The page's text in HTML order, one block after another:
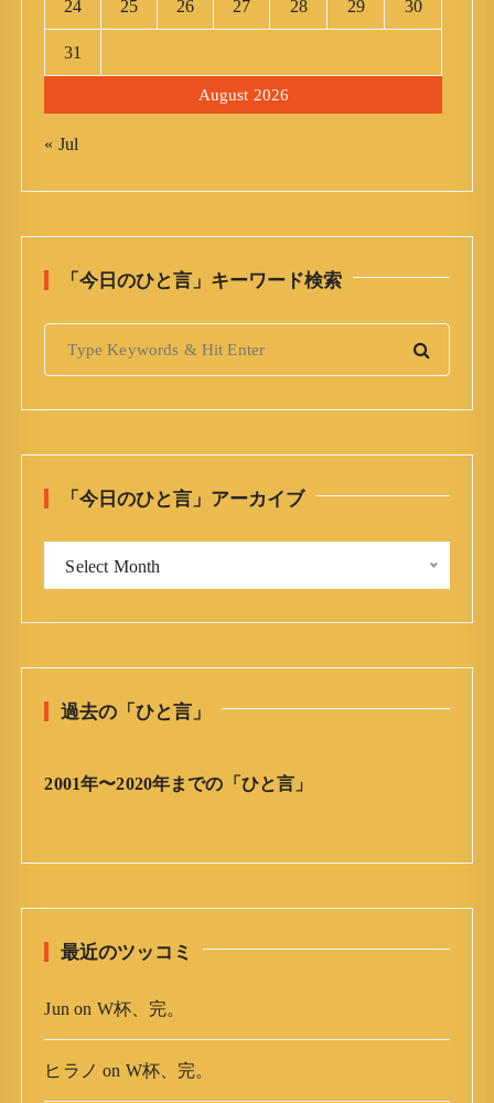
August 2026
24 25 26 27 28 29 30
31
« Jul
「今日のひと言」キーワード検索
「今日のひと言」アーカイブ
ひ
言
ア
Select Month
過去の「ひと言」
2001年〜2020年までの「ひと言」
最近のツッコミ
Jun on W杯、完。
ヒラノ on W杯、完。